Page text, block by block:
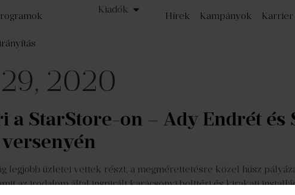
Kiadók
Hírek Kampányok Karrier
2020
StarStore-on – Ady Endrét és
legjobb üzletei vettek részt, a megmérettetésre közel húsz
az irodalom által inspirált karácsonyi bolttéri és kirakati